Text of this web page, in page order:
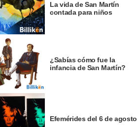
La vida de San Martín
contada para niños
¿Sabías cómo fue la
infancia de San Martín?
Efemérides del 6 de agosto